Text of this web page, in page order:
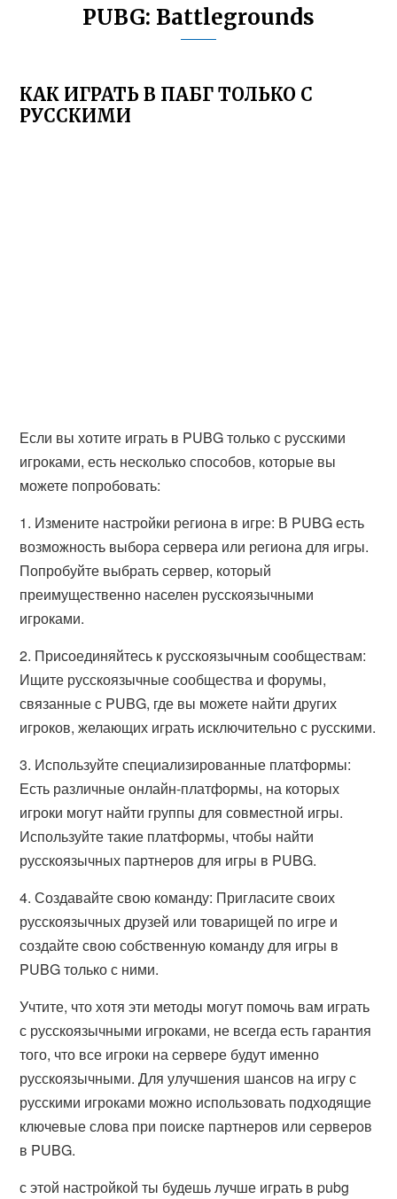
PUBG: Battlegrounds
КАК ИГРАТЬ В ПАБГ ТОЛЬКО С
РУССКИМИ
Если вы хотите играть в PUBG только с русскими
игроками, есть несколько способов, которые вы
можете попробовать:
1. Измените настройки региона в игре: В PUBG есть
возможность выбора сервера или региона для игры.
Попробуйте выбрать сервер, который
преимущественно населен русскоязычными
игроками.
2. Присоединяйтесь к русскоязычным сообществам:
Ищите русскоязычные сообщества и форумы,
связанные с PUBG, где вы можете найти других
игроков, желающих играть исключительно с русскими.
3. Используйте специализированные платформы:
Есть различные онлайн-платформы, на которых
игроки могут найти группы для совместной игры.
Используйте такие платформы, чтобы найти
русскоязычных партнеров для игры в PUBG.
4. Создавайте свою команду: Пригласите своих
русскоязычных друзей или товарищей по игре и
создайте свою собственную команду для игры в
PUBG только с ними.
Учтите, что хотя эти методы могут помочь вам играть
с русскоязычными игроками, не всегда есть гарантия
того, что все игроки на сервере будут именно
русскоязычными. Для улучшения шансов на игру с
русскими игроками можно использовать подходящие
ключевые слова при поиске партнеров или серверов
в PUBG.
с этой настройкой ты будешь лучше играть в pubg